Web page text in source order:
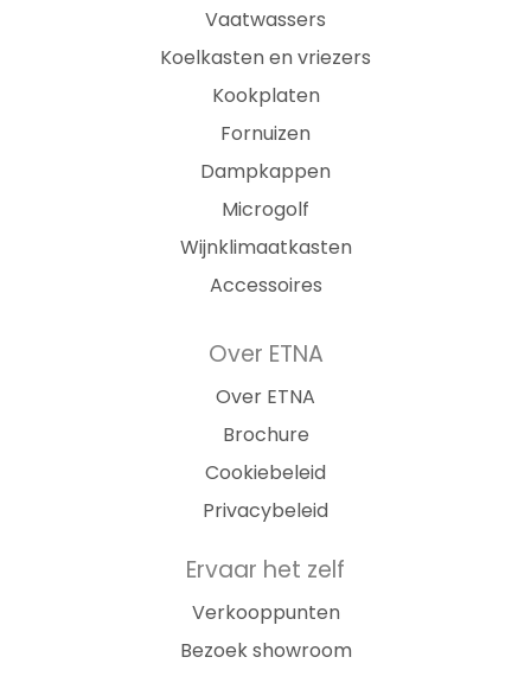
Vaatwassers
Koelkasten en vriezers
Kookplaten
Fornuizen
Dampkappen
Microgolf
Wijnklimaatkasten
Accessoires
Over ETNA
Over ETNA
Brochure
Cookiebeleid
Privacybeleid
Ervaar het zelf
Verkooppunten
Bezoek showroom